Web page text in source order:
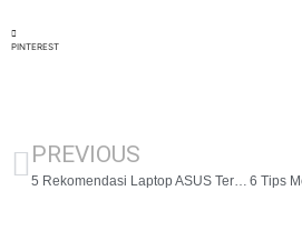
PINTEREST
PREVIOUS
5 Rekomendasi Laptop ASUS Terbaik untuk Mahasiswa dan Pelajar di Tahun 2025